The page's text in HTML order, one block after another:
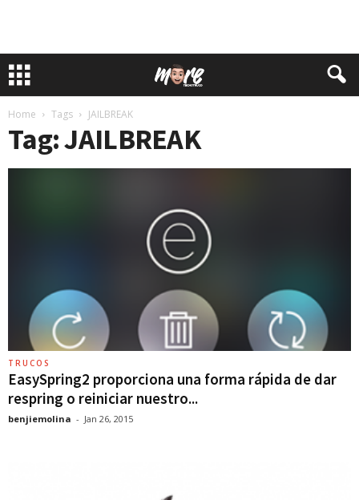
Home Tags JAILBREAK
Tag: JAILBREAK
TRUCOS
EasySpring2 proporciona una forma rápida de dar
respring o reiniciar nuestro...
benjiemolina - Jan 26, 2015